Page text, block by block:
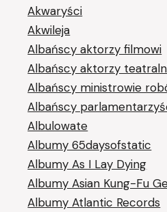
Akwaryści
Akwileja
Albańscy aktorzy filmowi
Albańscy aktorzy
Albańscy ministrowie
Albańscy
Albulowate
Albumy 65daysofstatic
Albumy As I Lay Dying
Albumy Asian Kung-Fu
Albumy Atlantic Records